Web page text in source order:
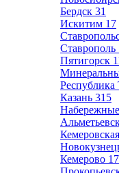
Бердск 31
Искитим 17
Ставрополь
Пятигорск
Республика
Казань 315
Кемерово